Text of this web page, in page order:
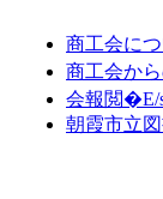
商工会に
商工会か
会報閲�E/
朝霞市立